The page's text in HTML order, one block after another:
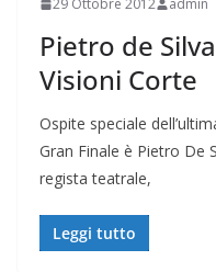
29 Ottobre 2012 admin
Pietro de
Visioni Corte
Ospite speciale
Gran Finale è Pietro De
regista teatrale,
Leggi tutto